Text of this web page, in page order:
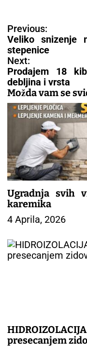
N
a
v
i
g
a
c
i
a
n
a
k
a
Previous:
Veliko snizenje
stepenice
Next:
Prodajem 18
debljina i vrsta
Možda vam se
Ugradnja svih
karemika
4 Aprila, 2026
presecanjem